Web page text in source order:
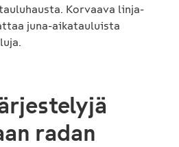
Korvaava linja-
juna-aikatauluista
radan